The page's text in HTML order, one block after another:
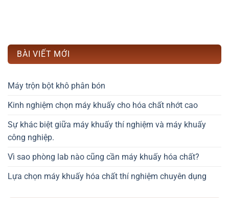
BÀI VIẾT MỚI
Máy trộn bột khô phân bón
Kinh nghiệm chọn máy khuấy cho hóa chất nhớt cao
Sự khác biệt giữa máy khuấy thí nghiệm và máy khuấy
công nghiệp.
Vì sao phòng lab nào cũng cần máy khuấy hóa chất?
Lựa chọn máy khuấy hóa chất thí nghiệm chuyên dụng